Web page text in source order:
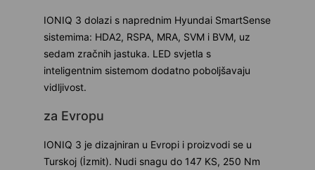
IONIQ 3 dolazi s naprednim Hyundai SmartSense
sistemima: HDA2, RSPA, MRA, SVM i BVM, uz
sedam zračnih jastuka. LED svjetla s
inteligentnim sistemom dodatno poboljšavaju
vidljivost.
za Evropu
IONIQ 3 je dizajniran u Evropi i proizvodi se u
Turskoj (İzmit). Nudi snagu do 147 KS, 250 Nm